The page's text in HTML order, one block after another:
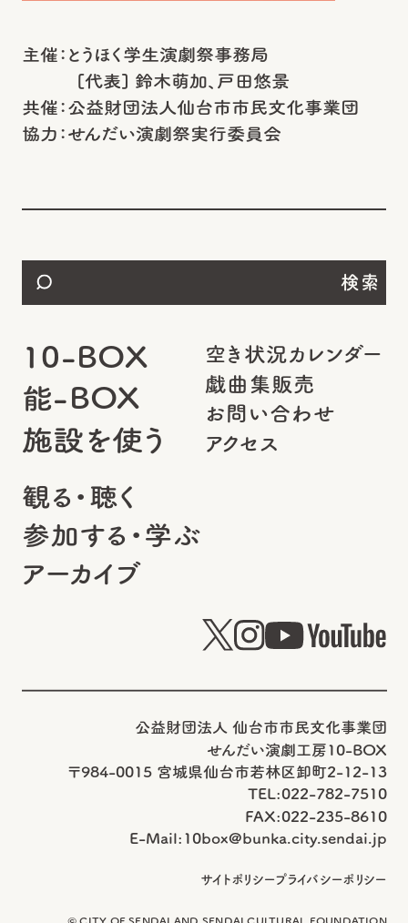
主催： とうほく学生演劇祭事務局
[代表] 鈴木萌加、戸田悠景
共催： 公益財団法人仙台市市民文化事業団
協力： せんだい演劇祭実行委員会
検索
公益財団法人 仙台市市民文化事業団
せんだい演劇工房10-BOX
〒984-0015 宮城県仙台市若林区卸町2-12-13
TEL:022-782-7510
FAX:022-235-8610
E-Mail: 10box@bunka.city.sendai.jp
10-BOX
能-BOX
施設を使う
観る・聴く
参加する・学ぶ
アーカイブ
空き状況カレンダー
戯曲集販売
お問い合わせ
アクセス
© CITY OF SENDAI AND SENDAI CULTURAL FOUNDATION
サイトポリシープライバシーポリシー